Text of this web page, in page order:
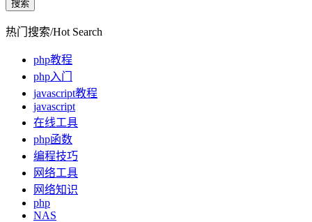
热门搜索/Hot Search
php教程
php入门
javascript教程
javascript
在线工具
php函数
编程技巧
网络工具
网络知识
php
NAS